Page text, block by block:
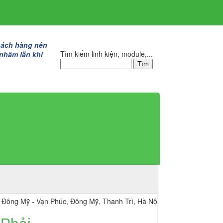
hàng nên
lẫn khi
Tìm kiếm linh kiện, module,...
Vạn Phúc, Đông Mỹ, Thanh Trì, Hà Nội.